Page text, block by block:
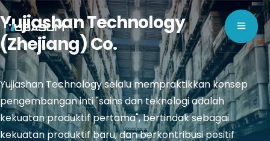
Yujiashan Technology
(Zhejiang) Co.
Yujiashan Technology selalu mempraktikkan konsep
pengembangan inti "sains dan teknologi adalah
kekuatan produktif pertama", bertindak sebagai
kekuatan produktif baru, dan berkontribusi positif